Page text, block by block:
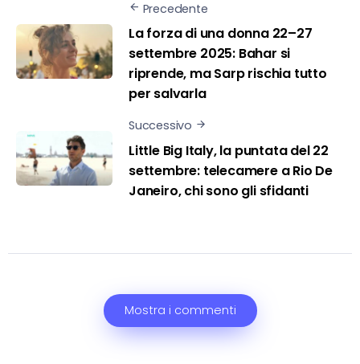
Precedente
La forza di una donna 22–27
settembre 2025: Bahar si
riprende, ma Sarp rischia tutto
per salvarla
Successivo
Little Big Italy, la puntata del 22
settembre: telecamere a Rio De
Janeiro, chi sono gli sfidanti
Mostra i commenti